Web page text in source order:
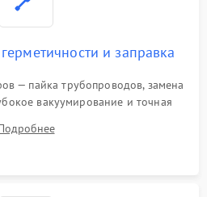
и заправка
— пайка трубопроводов, замена
вакуумирование и точная
термоэлектрических — замена
охлаждающего блока.